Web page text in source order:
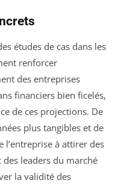
études de cas dans les
renforcer
des entreprises
financiers bien ficelés,
de ces projections. De
plus tangibles et de
l’entreprise à attirer des
leaders du marché
la validité des